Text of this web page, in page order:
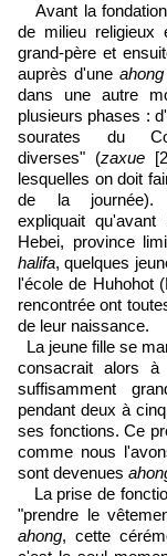
Avant la fondation de la République populaire, une petite fille
de milieu religieux
grand-père et
auprès d'une ahong
dans une autre
plusieurs phases :
sourates du
diverses" (zaxue
lesquelles on doit
de la journée).
expliquait
Hebei, province
halifa, quelques
l'école de Huhohot
rencontrée ont
de leur naissance.
La jeune fille se
consacrait alors
suffisamment
pendant deux à
ses fonctions. Ce
comme nous
sont devenues
La prise de
"prendre le
ahong, cette